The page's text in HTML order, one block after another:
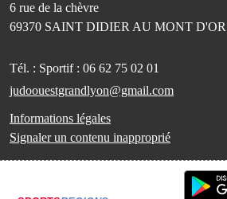
6 rue de la chèvre
69370 SAINT DIDIER AU MONT D'OR
Tél. : Sportif : 06 62 75 02 01
judoouestgrandlyon@gmail.com
Informations légales
Signaler un contenu inapproprié